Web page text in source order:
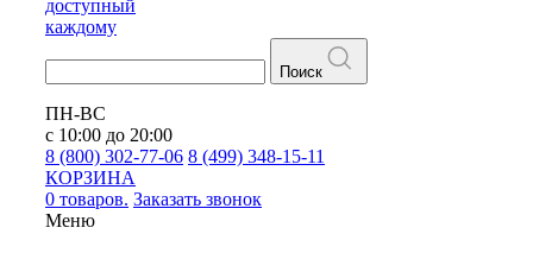
доступный
каждому
Поиск
ПН-ВС
с 10:00 до 20:00
8 (800) 302-77-06 8 (499) 348-15-11
КОРЗИНА
0 товаров. Заказать звонок
Меню